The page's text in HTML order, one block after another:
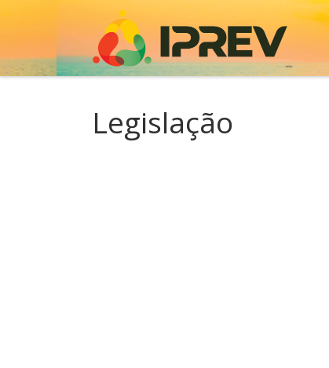
Skip to content
Legislação